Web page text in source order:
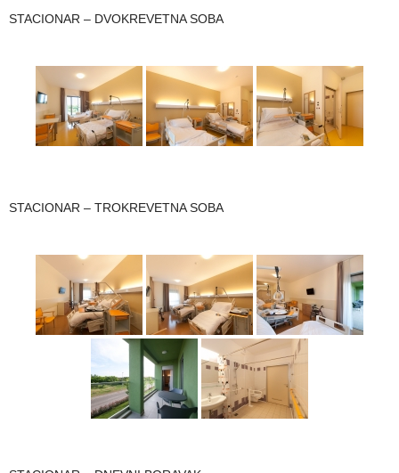
STACIONAR – DVOKREVETNA SOBA
STACIONAR – TROKREVETNA SOBA